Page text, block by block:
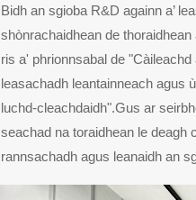
Bidh an sgioba R&D againn a’
shònrachaidhean de
ris a' phrionnsabal de
leasachadh leantainneach agus
luchd-cleachdaidh".Gus ar
seachad na toraidhean le deagh
rannsachadh agus leanaidh an